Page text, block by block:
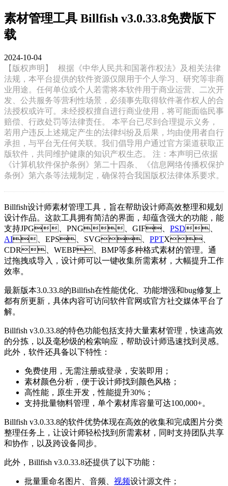
素材管理工具 Billfish v3.0.33.8免费版下
载
2024-10-04
【版权声明】
根据《中华人民共和国著作权法》及相关法律
法规，本平台提供的软件资源仅限用于个人学习、研究等非商
业用途。任何单位或个人若需将本软件用于商业运营、二次开
发、公共服务等营利性场景，必须事先取得软件著作权人的合
法授权或许可。未经授权擅自进行商业使用，将可能面临民事
赔偿、行政处罚等法律责任。 本平台已尽到合理提示义务，
若用户违反上述规定产生的法律纠纷及后果，均由使用者自行
承担，与平台无任何关联。我们倡导用户通过官方渠道获取正
版软件，共同维护健康的知识产权生态。 注：本声明已依据
《计算机软件保护条例》第二十四条、《信息网络传播权保护
条例》第六条等法规制定，确保符合我国版权法律体系要求。
Billfish设计师素材管理工具，旨在帮助设计师高效整理和规划
设计作品。这款工具拥有简洁的界面，却蕴含强大的功能，能
支持JPG、PNG、GIF、 PSD、
AI、EPS、SVG、 PPTX、
CDR、WEBP、BMP等多种格式素材的管理。通
过拖拽或导入，设计师可以一键收集所需素材，大幅提升工作
效率。
最新版本3.0.33.8的Billfish在性能优化、功能增强和bug修复上
都有所更新，具体内容可访问软件官网或官方社交媒体平台了
解。
Billfish v3.0.33.8的特色功能包括支持大量素材管理，快速高效
的分拣，以及毫秒级的检索响应，帮助设计师迅速找到灵感。
此外，软件还具备以下特性：
免费使用，无需注册或登录，安装即用；
素材颜色分析，便于设计师找到颜色风格；
高性能，原生开发，性能提升30%；
支持批量物料管理，单个素材库容量可达100,000+。
Billfish v3.0.33.8的软件优势体现在高效的收集和完成图片分类
整理任务上，让设计师轻松找到所需素材，同时支持团队共享
和协作，以及跨设备同步。
此外，Billfish v3.0.33.8还提供了以下功能：
批量重命名图片、音频、 视频设计源文件；